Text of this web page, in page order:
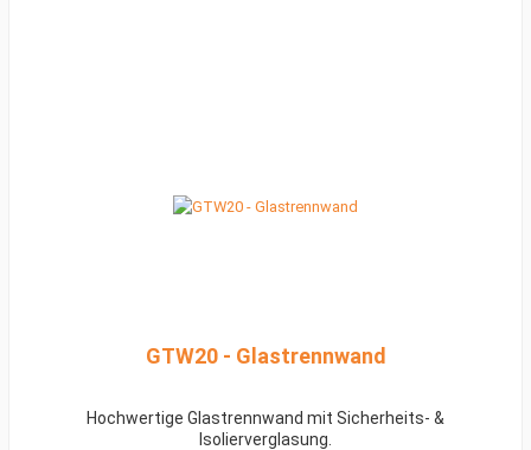
GTW20 - Glastrennwand
Hochwertige Glastrennwand mit Sicherheits- &
Isolierverglasung.